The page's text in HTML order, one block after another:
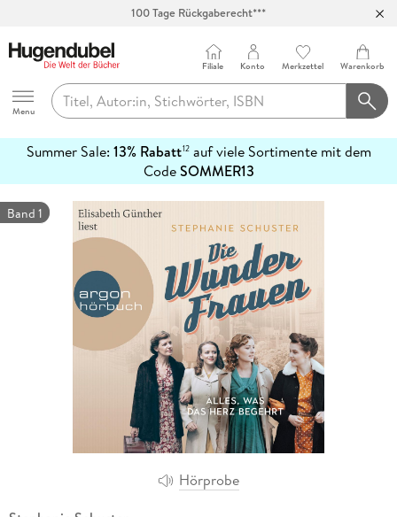
Hugendubel
Menu
Filiale Konto Merkzettel Warenkorb
Summer Sale: 13% Rabatt12auf viele Sortimente mit dem
CodeSOMMER13
erfahren
Hörprobe
Band 1